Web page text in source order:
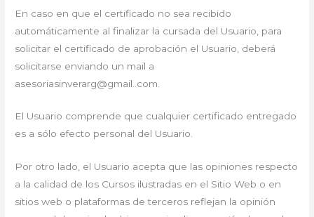
En caso en que el certificado no sea recibido
automáticamente al finalizar la cursada del Usuario, para
solicitar el certificado de aprobación el Usuario, deberá
solicitarse enviando un mail a
asesoriasinverarg@gmail..com.
El Usuario comprende que cualquier certificado entregado
es a sólo efecto personal del Usuario.
Por otro lado, el Usuario acepta que las opiniones respecto
a la calidad de los Cursos ilustradas en el Sitio Web o en
sitios web o plataformas de terceros reflejan la opinión